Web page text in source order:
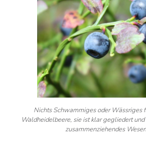
Nichts Schwammiges oder Wässriges
Waldheidelbeere, sie ist klar gegliedert
zusammenziehendes